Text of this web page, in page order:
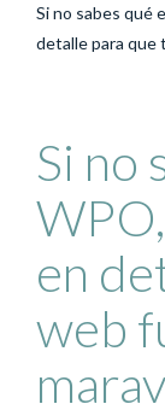
Si no sabes qué
detalle para que
Si no
en
web